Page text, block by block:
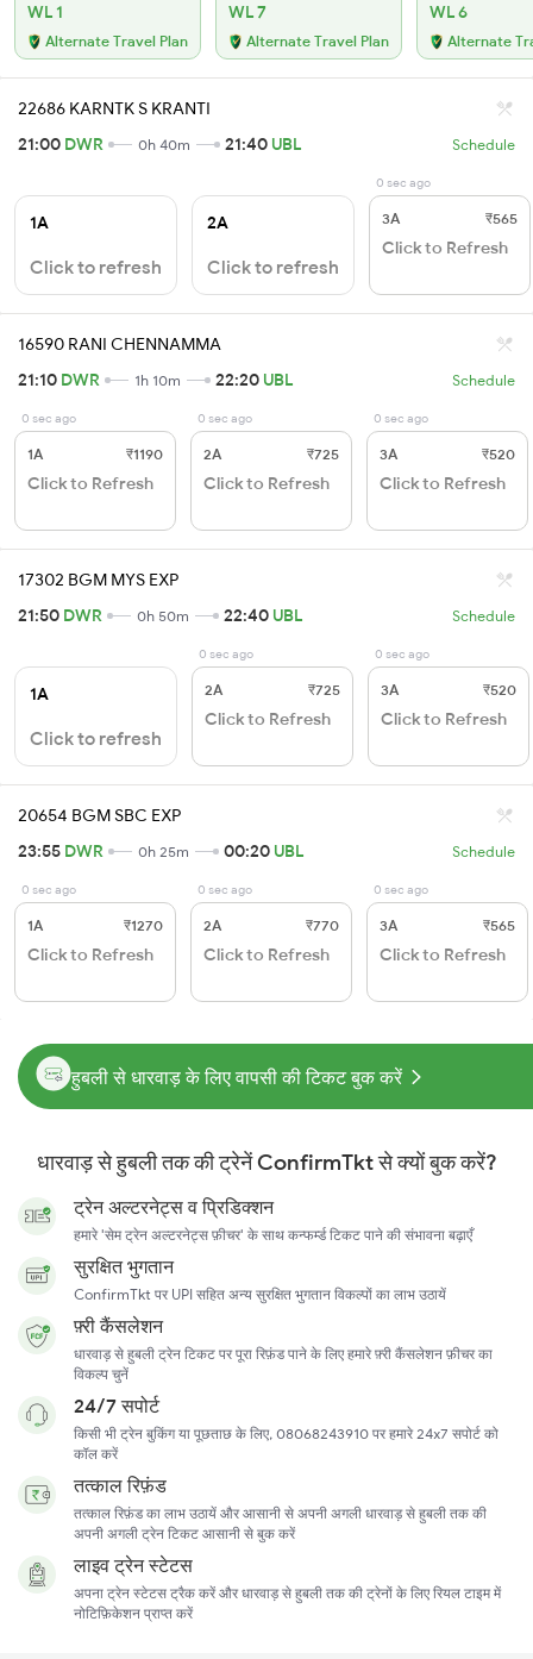
WL 1
Alternate Travel Plan
WL 7
Alternate Travel Plan
WL 6
Alternate
22686 KARNTK S KRANTI
21:00 DWR 0h 40m 21:40 UBL Schedule
1A
Click to refresh
2A
Click to refresh
0 sec ago
3A ₹565
Click to Refresh
16590 RANI CHENNAMMA
21:10 DWR 1h 10m 22:20 UBL Schedule
0 sec ago
1A ₹1190
Click to Refresh
0 sec ago
2A ₹725
Click to Refresh
0 sec ago
3A ₹520
Click to Refresh
17302 BGM MYS EXP
21:50 DWR 0h 50m 22:40 UBL Schedule
1A
Click to refresh
0 sec ago
2A ₹725
Click to Refresh
0 sec ago
3A ₹520
Click to Refresh
20654 BGM SBC EXP
23:55 DWR 0h 25m 00:20 UBL Schedule
0 sec ago
1A ₹1270
Click to Refresh
0 sec ago
2A ₹770
Click to Refresh
0 sec ago
3A ₹565
Click to Refresh
हुबली से धारवाड़ के लिए वापसी की टिकट बुक करें
धारवाड़ से हुबली तक की ट्रेनें ConfirmTkt से क्यों बुक करें?
ट्रेन अल्टरनेट्स व प्रिडिक्शन
हमारे 'सेम ट्रेन अल्टरनेट्स फ़ीचर' के साथ कन्फर्म्ड टिकट पाने की संभावना बढ़ाएँ
सुरक्षित भुगतान
ConfirmTkt पर UPI सहित अन्य सुरक्षित भुगतान विकल्पों का लाभ उठायें
फ़्री कैंसलेशन
धारवाड़ से हुबली ट्रेन टिकट पर पूरा रिफ़ंड पाने के लिए हमारे फ़्री कैंसलेशन फ़ीचर का
विकल्प चुनें
24/7 सपोर्ट
किसी भी ट्रेन बुकिंग या पूछताछ के लिए, 08068243910 पर हमारे 24x7 सपोर्ट को
कॉल करें
तत्काल रिफ़ंड
तत्काल रिफ़ंड का लाभ उठायें और आसानी से अपनी अगली धारवाड़ से हुबली तक की
अपनी अगली ट्रेन टिकट आसानी से बुक करें
लाइव ट्रेन स्टेटस
अपना ट्रेन स्टेटस ट्रैक करें और धारवाड़ से हुबली तक की ट्रेनों के लिए रियल टाइम में
नोटिफ़िकेशन प्राप्त करें